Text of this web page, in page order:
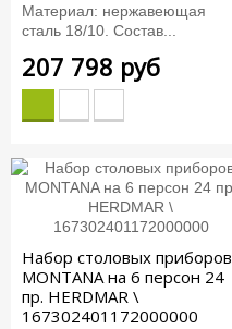
Материал: нержавеющая
сталь 18/10. Состав...
207 798 руб
Набор столовых приборов
MONTANA на 6 персон 24
пр. HERDMAR \
167302401172000000